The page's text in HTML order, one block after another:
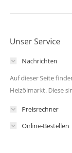
Unser Service
Nachrichten
Auf dieser Seite
Heizölmarkt. Diese
Preisrechner
Online-Bestellen